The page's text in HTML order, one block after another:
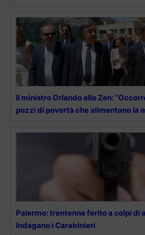
Il ministro Orlando allo Zen:
pozzi di povertà che alimentano la
Palermo: trentenne ferito a colpi di
Indagano i Carabinieri